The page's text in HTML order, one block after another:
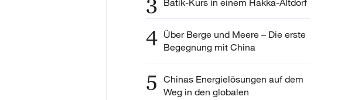
3 Batik-Kurs in einem Hakka-Altdorf
4 Über Berge und Meere – Die erste
Begegnung mit China
5 Chinas Energielösungen auf dem
Weg in den globalen